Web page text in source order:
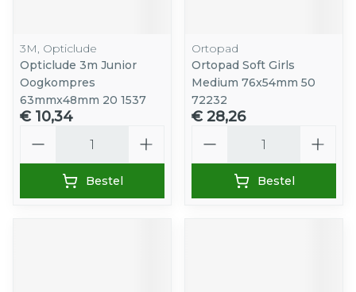
3M, Opticlude
Opticlude 3m Junior
Oogkompres
63mmx48mm 20 1537
€ 10,34
Bestel
Ortopad
Ortopad Soft Girls
Medium 76x54mm 50
72232
€ 28,26
Bestel